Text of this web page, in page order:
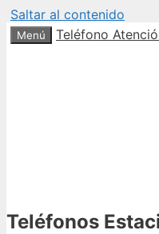
Saltar al contenido
Menú Teléfono
Teléfonos